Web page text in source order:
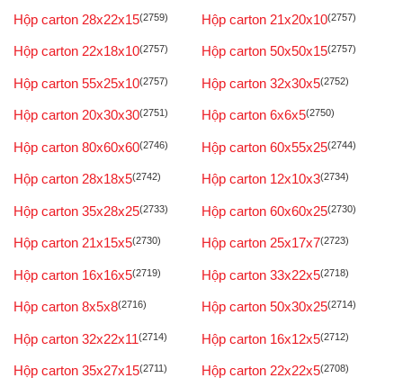
Hộp carton 28x22x15(2759) Hộp carton 21x20x10(2757)
Hộp carton 22x18x10(2757) Hộp carton 50x50x15(2757)
Hộp carton 55x25x10(2757) Hộp carton 32x30x5(2752)
Hộp carton 20x30x30(2751) Hộp carton 6x6x5(2750)
Hộp carton 80x60x60(2746) Hộp carton 60x55x25(2744)
Hộp carton 28x18x5(2742) Hộp carton 12x10x3(2734)
Hộp carton 35x28x25(2733) Hộp carton 60x60x25(2730)
Hộp carton 21x15x5(2730) Hộp carton 25x17x7(2723)
Hộp carton 16x16x5(2719) Hộp carton 33x22x5(2718)
Hộp carton 8x5x8(2716) Hộp carton 50x30x25(2714)
Hộp carton 32x22x11(2714) Hộp carton 16x12x5(2712)
Hộp carton 35x27x15(2711) Hộp carton 22x22x5(2708)